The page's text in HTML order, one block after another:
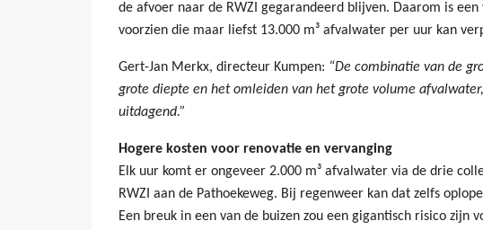
de afvoer naar de RWZI gegarandeerd blijven. Daarom is
voorzien die maar liefst 13.000 m³ afvalwater per uur kan
Gert-Jan Merkx, directeur Kumpen: “De combinatie van de
grote diepte en het omleiden van het grote volume
uitdagend.”
Hogere kosten voor renovatie en vervanging
Elk uur komt er ongeveer 2.000 m³ afvalwater via de drie
RWZI aan de Pathoekeweg. Bij regenweer kan dat zelfs
Een breuk in een van de buizen zou een gigantisch risico zijn